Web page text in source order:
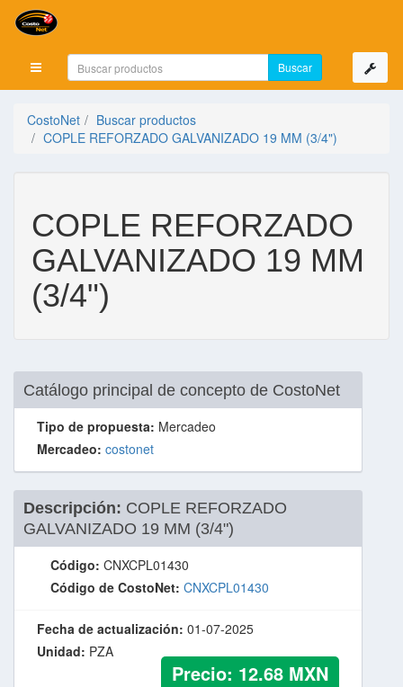
Mostrar menú
CostoNet
Buscar productos
COPLE REFORZADO GALVANIZADO 19 MM (3/4")
COPLE REFORZADO
GALVANIZADO 19 MM
(3/4")
Catálogo principal de concepto de CostoNet
Tipo de propuesta: Mercadeo
Mercadeo: costonet
Descripción: COPLE REFORZADO
GALVANIZADO 19 MM (3/4")
Código: CNXCPL01430
Código de CostoNet: CNXCPL01430
Fecha de actualización: 01-07-2025
Unidad: PZA
Precio: 12.68 MXN